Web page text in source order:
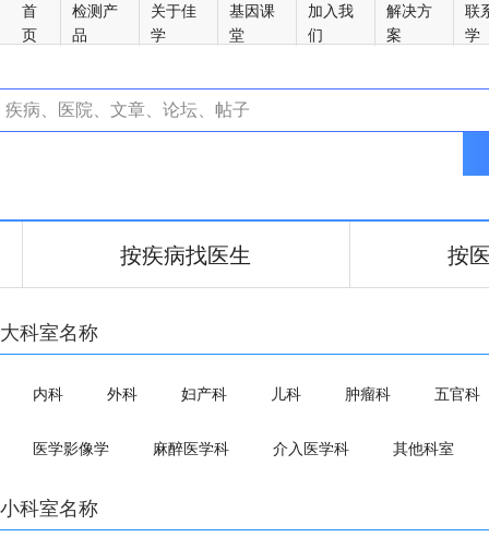
首
页
检测产
品
关于佳
学
基因课
堂
加入我
们
解决方
案
联
学
按疾病找医生 按
大科室名称
内科 外科 妇产科 儿科 肿瘤科 五官科
医学影像学 麻醉医学科 介入医学科 其他科室
小科室名称